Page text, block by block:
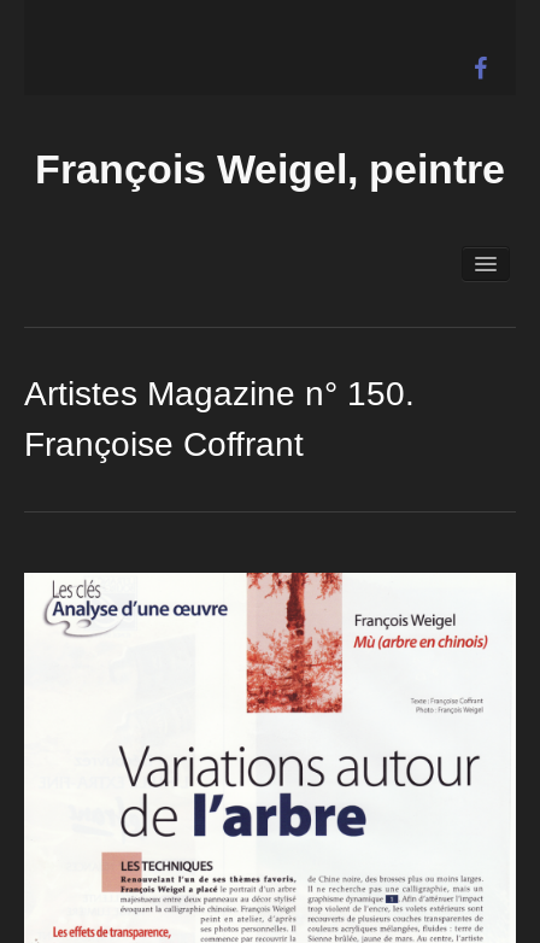
François Weigel, peintre
Expositions
Galerie
Actualités
Liens
Artistes Magazine n° 150.
Françoise Coffrant